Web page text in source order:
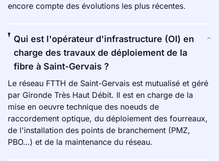
encore compte des évolutions les plus récentes.
Qui est l'opérateur d'infrastructure (OI) en
charge des travaux de déploiement de la
fibre à Saint-Gervais ?
Le réseau FTTH de Saint-Gervais est mutualisé et géré
par Gironde Très Haut Débit. Il est en charge de la
mise en oeuvre technique des noeuds de
raccordement optique, du déploiement des fourreaux,
de l'installation des points de branchement (PMZ,
PBO…) et de la maintenance du réseau.